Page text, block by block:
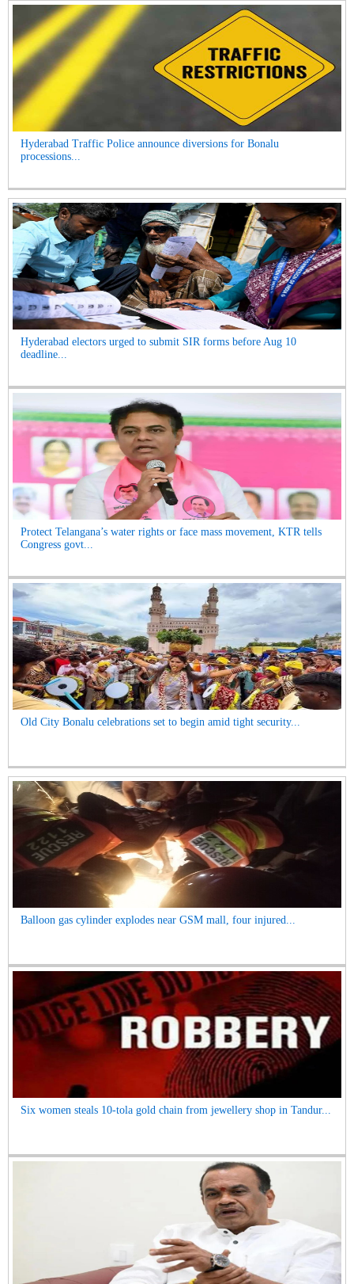
Hyderabad Traffic Police announce diversions for Bonalu
processions...
Hyderabad electors urged to submit SIR forms before Aug 10
deadline...
Protect Telangana’s water rights or face mass movement, KTR tells
Congress govt...
Old City Bonalu celebrations set to begin amid tight security...
Balloon gas cylinder explodes near GSM mall, four injured...
Six women steals 10-tola gold chain from jewellery shop in Tandur...